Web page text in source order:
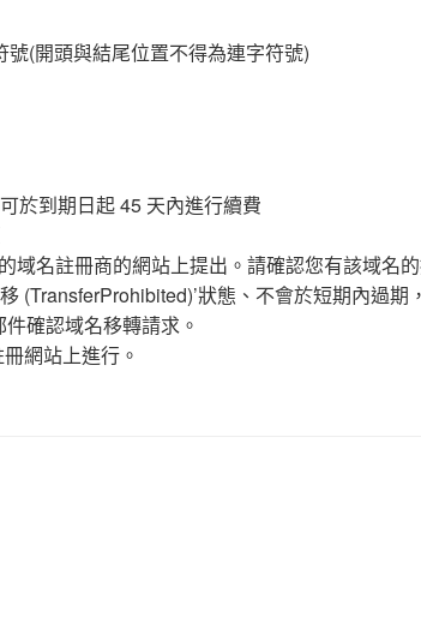
(開頭與結尾位置不得為連字符號)
於到期日起 45 天內進行續費
域名註冊商的網站上提出。請確認您有該域名
(TransferProhibited)’狀態、不會於短期內過
確認域名移轉請求。
網站上進行。